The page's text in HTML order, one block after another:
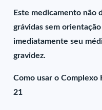
Este medicamento não
grávidas sem
imediatamente seu
gravidez.
Como usar o Complexo
21